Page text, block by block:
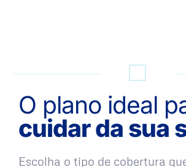
O plano ideal
cuidar da sua
Escolha o tipo de cobertura